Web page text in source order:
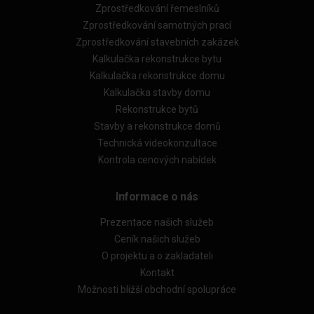
Zprostředkování řemeslníků
Zprostředkování samotných prací
Zprostředkování stavebních zakázek
Kalkulačka rekonstrukce bytu
Kalkulačka rekonstrukce domu
Kalkulačka stavby domu
Rekonstrukce bytů
Stavby a rekonstrukce domů
Technická videokonzultace
Kontrola cenových nabídek
Informace o nás
Prezentace našich služeb
Ceník našich služeb
O projektu a o zakladateli
Kontakt
Možnosti bližší obchodní spolupráce